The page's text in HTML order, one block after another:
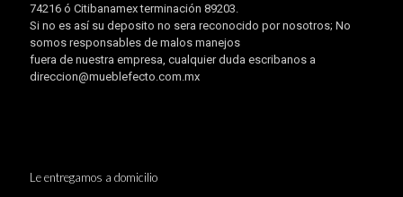
74216 ó Citibanamex terminación 89203.
Si no es así su deposito no sera reconocido por nosotros; No
somos responsables de malos manejos
fuera de nuestra empresa, cualquier duda escribanos a
direccion@mueblefecto.com.mx
Le entregamos a domicilio